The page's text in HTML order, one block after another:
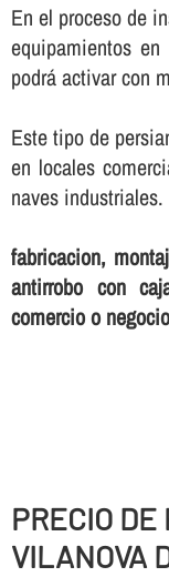
En el proceso de
equipamientos
podrá activar con
Este tipo de
en locales
naves industriales.
fabricacion,
antirrobo con
comercio o
PRECIO
VILANOVA